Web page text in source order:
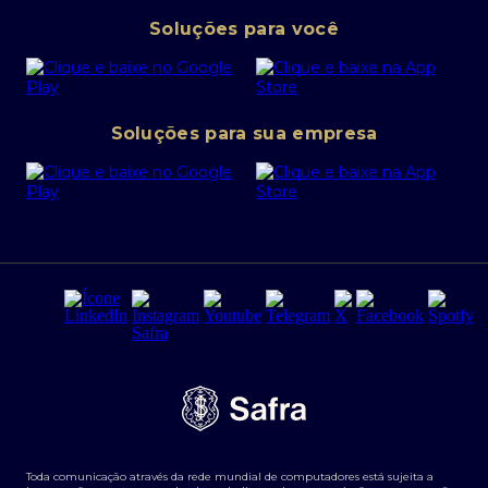
Canal de denúncias
Política de Segurança Cibernética
Portal da Privacidade
PRSAC
Regras e Parâmetros de Atuação Banco Safra
Segurança da Informação
Tarifas e serviços Pessoa Física
Transparência de remuneração
Abra sua conta PJ
SafraPay
Cartão Safra Empresas
Empréstimo e financiamentos PJ
Derivativos
Agronegócios
Soluções para você
Soluções para sua empresa
Toda comunicação através da rede mundial de computadores está sujeita a